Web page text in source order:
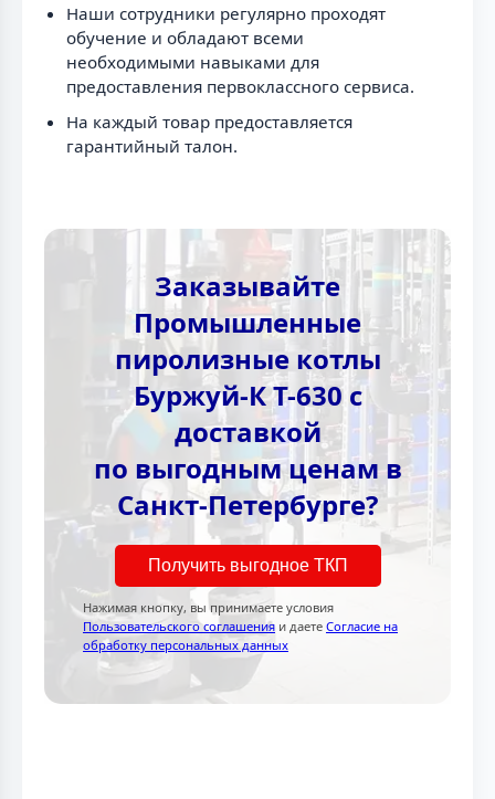
Наши сотрудники регулярно проходят
обучение и обладают всеми
необходимыми навыками для
предоставления первоклассного сервиса.
На каждый товар предоставляется
гарантийный талон.
Заказывайте
Промышленные
пиролизные котлы
Буржуй-К Т-630 с
доставкой
по выгодным ценам в
Санкт-Петербурге?
Получить выгодное ТКП
Нажимая кнопку, вы принимаете условия
Пользовательского соглашения и даете Согласие на
обработку персональных данных